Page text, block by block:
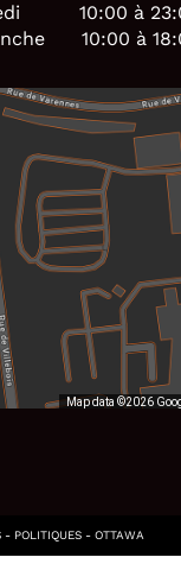
10:00 à
10:00 à
Map data ©2026
- POLITIQUES - OTTAWA